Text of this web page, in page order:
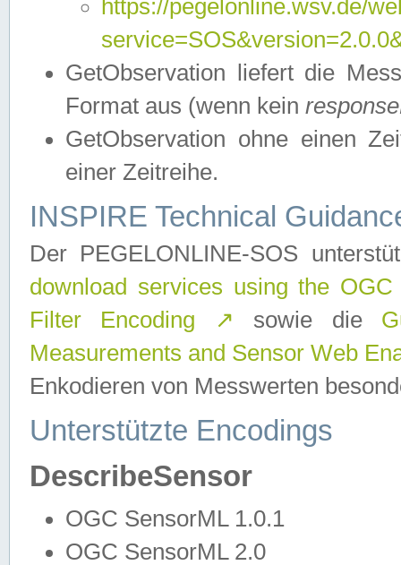
https://pegelonline.wsv.de/
GetObservation liefert die
Format aus (wenn kein
GetObservation ohne einen
einer Zeitreihe.
INSPIRE Technical
Der PEGELONLINE-SOS
download services using the
Filter Encoding
↗ sowie die
Measurements and Sensor Web
Enkodieren von Messwerten
Unterstützte Encodings
DescribeSensor
OGC SensorML 1.0.1
OGC SensorML 2.0